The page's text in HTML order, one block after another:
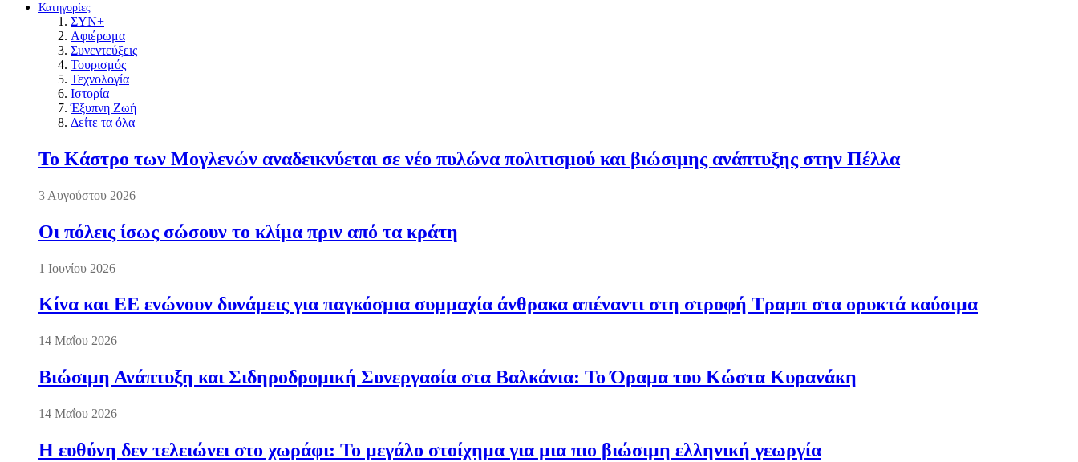
Κατηγορίες
ΣΥΝ+
Αφιέρωμα
Συνεντεύξεις
Τουρισμός
Τεχνολογία
Ιστορία
Έξυπνη Ζωή
Δείτε τα όλα
Το Κάστρο των Μογλενών αναδεικνύεται σε νέο πυλώνα πολιτισμού και βιώσιμης ανάπτυξης στην Πέλλα
3 Αυγούστου 2026
Οι πόλεις ίσως σώσουν το κλίμα πριν από τα κράτη
1 Ιουνίου 2026
Κίνα και ΕΕ ενώνουν δυνάμεις για παγκόσμια συμμαχία άνθρακα απέναντι στη στροφή Τραμπ στα ορυκτά καύσιμα
14 Μαΐου 2026
Βιώσιμη Ανάπτυξη και Σιδηροδρομική Συνεργασία στα Βαλκάνια: Το Όραμα του Κώστα Κυρανάκη
14 Μαΐου 2026
Η ευθύνη δεν τελειώνει στο χωράφι: Το μεγάλο στοίχημα για μια πιο βιώσιμη ελληνική γεωργία